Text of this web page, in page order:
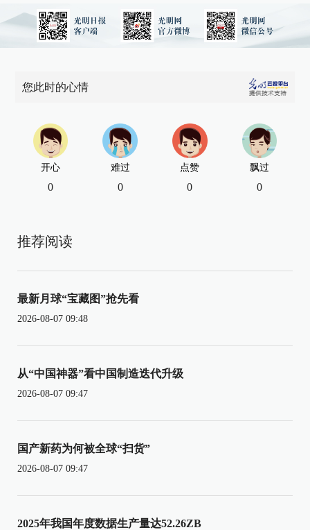
您此时的心情
开心
0
难过
0
点赞
0
飘过
0
推荐阅读
最新月球“宝藏图”抢先看
2026-08-07 09:48
从“中国神器”看中国制造迭代升级
2026-08-07 09:47
国产新药为何被全球“扫货”
2026-08-07 09:47
2025年我国年度数据生产量达52.26ZB